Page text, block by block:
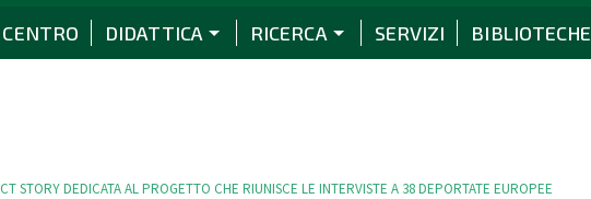
CENTRO DIDATTICA RICERCA SERVIZI BIBLIOTECHE
STORY DEDICATA AL PROGETTO CHE RIUNISCE LE INTERVISTE A 38 DEPORTATE EUROPEE